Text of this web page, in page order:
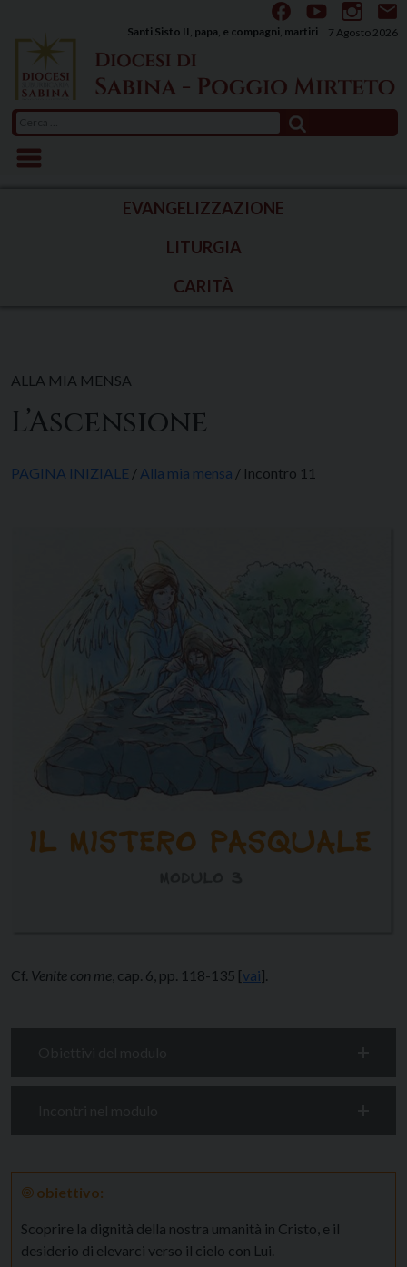
content
7 Agosto 2026
Santi Sisto II, papa, e compagni, martiri
per:
EVANGELIZZAZIONE
LITURGIA
CARITÀ
ALLA MIA MENSA
L’Ascensione
PAGINA INIZIALE / Alla mia mensa / Incontro 11
Cf. Venite con me , cap. 6, pp. 118-135 [vai].
🞋 obiettivo:
Scoprire la dignità della nostra umanità in Cristo, e il
desiderio di elevarci verso il cielo con Lui.